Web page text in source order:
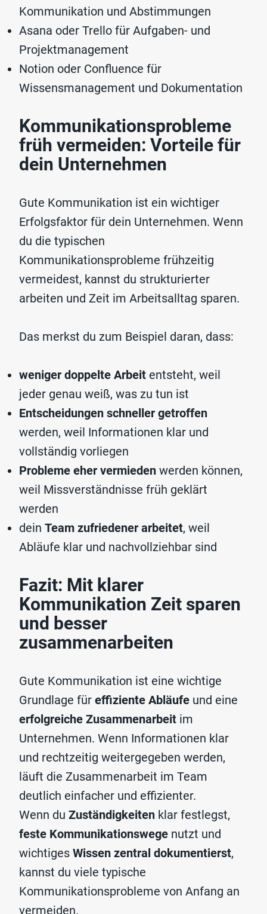
Kommunikation und Abstimmungen
Asana oder Trello für Aufgaben- und
Projektmanagement
Notion oder Confluence für
Wissensmanagement und Dokumentation
Kommunikationsprobleme
früh vermeiden: Vorteile für
dein Unternehmen
Gute Kommunikation ist ein wichtiger
Erfolgsfaktor für dein Unternehmen. Wenn
du die typischen
Kommunikationsprobleme frühzeitig
vermeidest, kannst du strukturierter
arbeiten und Zeit im Arbeitsalltag sparen.
Das merkst du zum Beispiel daran, dass:
weniger doppelte Arbeit entsteht, weil
jeder genau weiß, was zu tun ist
Entscheidungen schneller getroffen
werden, weil Informationen klar und
vollständig vorliegen
Probleme eher vermieden werden können,
weil Missverständnisse früh geklärt
werden
dein Team zufriedener arbeitet, weil
Abläufe klar und nachvollziehbar sind
Fazit: Mit klarer
Kommunikation Zeit sparen
und besser
zusammenarbeiten
Gute Kommunikation ist eine wichtige
Grundlage für effiziente Abläufe und eine
erfolgreiche Zusammenarbeit im
Unternehmen. Wenn Informationen klar
und rechtzeitig weitergegeben werden,
läuft die Zusammenarbeit im Team
deutlich einfacher und effizienter.
Wenn du Zuständigkeiten klar festlegst,
feste Kommunikationswege nutzt und
wichtiges Wissen zentral dokumentierst,
kannst du viele typische
Kommunikationsprobleme von Anfang an
vermeiden.